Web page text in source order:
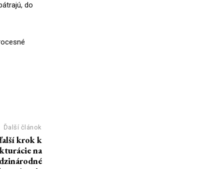
do
Ďalší článok
krok k
na